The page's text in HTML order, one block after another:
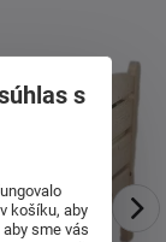
s
košíku, aby
sme vás